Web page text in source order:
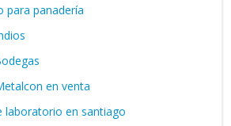
para panadería
en venta
laboratorio en santiago